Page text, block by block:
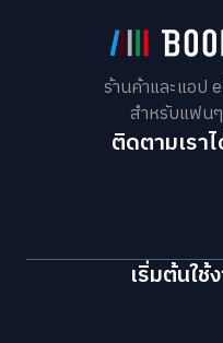
ร้านค้าและแอป
สำหรับแฟนๆ
ติดตามเรา
เริ่มต้นใช้